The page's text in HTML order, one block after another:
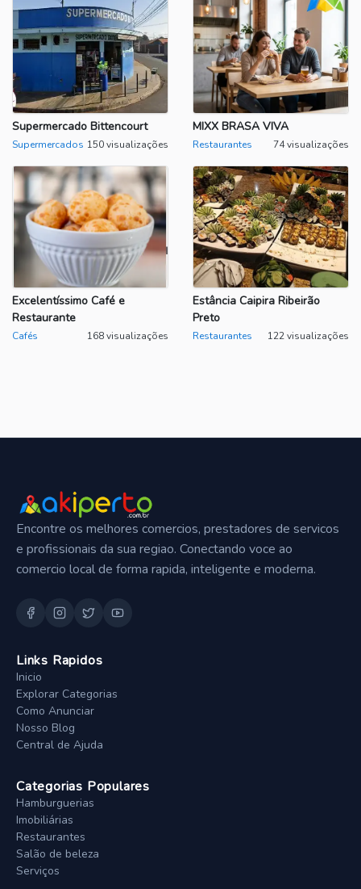
Supermercado Bittencourt
Supermercados 150 visualizações
MIXX BRASA VIVA
Restaurantes 74 visualizações
Excelentíssimo Café e
Restaurante
Cafés 168 visualizações
Estância Caipira Ribeirão
Preto
Restaurantes 122 visualizações
Encontre os melhores comercios, prestadores de servicos
e profissionais da sua regiao. Conectando voce ao
comercio local de forma rapida, inteligente e moderna.
Links Rapidos
Inicio
Explorar Categorias
Como Anunciar
Nosso Blog
Central de Ajuda
Categorias Populares
Hamburguerias
Imobiliárias
Restaurantes
Salão de beleza
Serviços